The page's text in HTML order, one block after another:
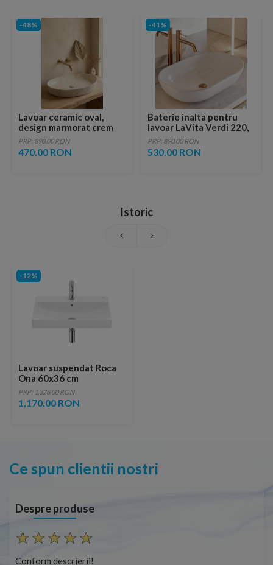
-48%
Lavoar ceramic oval,
design marmorat crem
lucios cu vene aurii,
ventil inclus
PRP: 890.00 RON
470.00 RON
-41%
Baterie inalta pentru
lavoar LaVita Verdi 220,
fara ventil, brushed
copper
PRP: 890.00 RON
530.00 RON
Istoric
-12%
Lavoar suspendat Roca
Ona 60x36 cm
Fineceramic alb lucios
Supraglaze
PRP: 1,326.00 RON
1,170.00 RON
Ce spun clientii nostri
Despre produse
Conform descrierii!